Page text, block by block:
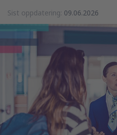
Sist oppdatering: 09.06.2026